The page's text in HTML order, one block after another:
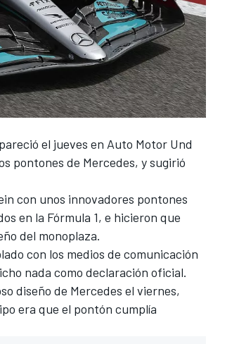
el jueves en Auto Motor Und
pontones de Mercedes, y sugirió
con unos innovadores pontones
en la Fórmula 1, e hicieron que
del monoplaza.
con los medios de comunicación
nada como declaración oficial.
diseño de Mercedes el viernes,
era que el pontón cumplía